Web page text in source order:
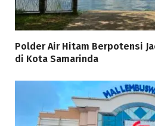
Polder Air Hitam Berpotensi
di Kota Samarinda